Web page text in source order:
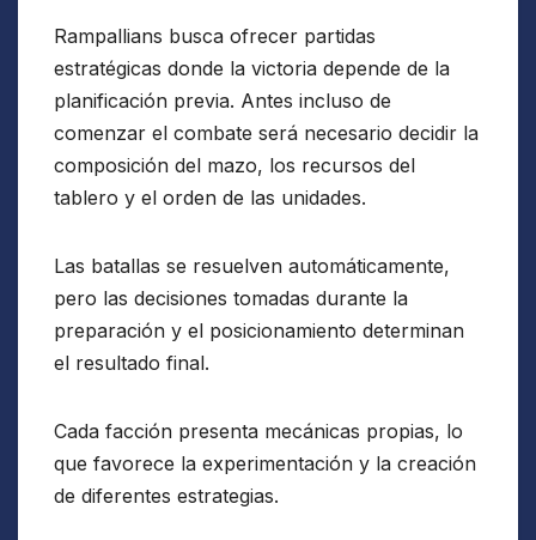
Rampallians busca ofrecer partidas
estratégicas donde la victoria depende de la
planificación previa. Antes incluso de
comenzar el combate será necesario decidir la
composición del mazo, los recursos del
tablero y el orden de las unidades.
Las batallas se resuelven automáticamente,
pero las decisiones tomadas durante la
preparación y el posicionamiento determinan
el resultado final.
Cada facción presenta mecánicas propias, lo
que favorece la experimentación y la creación
de diferentes estrategias.